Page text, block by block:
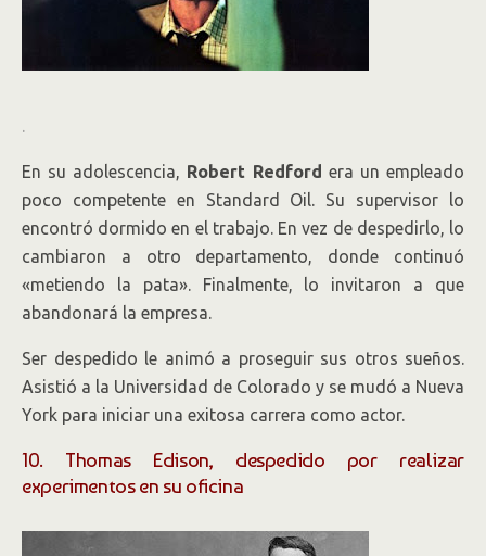
.
En su adolescencia, Robert Redford era un empleado
poco competente en Standard Oil. Su supervisor lo
encontró dormido en el trabajo. En vez de despedirlo, lo
cambiaron a otro departamento, donde continuó
«metiendo la pata». Finalmente, lo invitaron a que
abandonará la empresa.
Ser despedido le animó a proseguir sus otros sueños.
Asistió a la Universidad de Colorado y se mudó a Nueva
York para iniciar una exitosa carrera como actor.
10. Thomas Edison, despedido por realizar
experimentos en su oficina